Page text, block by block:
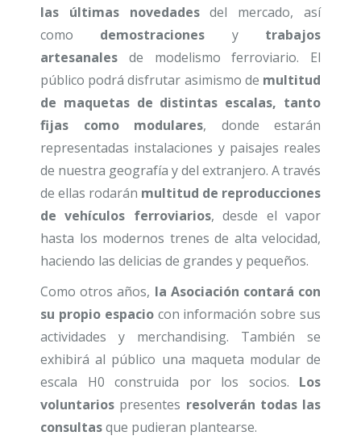
las últimas novedadesdel mercado, así
como demostraciones y trabajos
artesanales de modelismo ferroviario. El
público podrá disfrutar asimismo de multitud
de maquetas de distintas escalas, tanto
fijas como modulares, donde estarán
representadas instalaciones y paisajes reales
de nuestra geografía y del extranjero. A través
de ellas rodarán multitud de reproducciones
de vehículos ferroviarios, desde el vapor
hasta los modernos trenes de alta velocidad,
haciendo las delicias de grandes y pequeños.
Como otros años, la Asociación contará con
su propio espacio con información sobre sus
actividades y merchandising. También se
exhibirá al público una maqueta modular de
escala H0 construida por los socios. Los
voluntarios presentes resolverán todas las
consultasque pudieran plantearse.